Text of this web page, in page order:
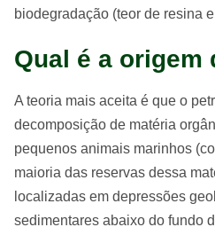
biodegradação (teor de resina
Qual é a origem
A teoria mais aceita é que o
decomposição de matéria
pequenos animais marinhos
maioria das reservas dessa
localizadas em depressões
sedimentares abaixo do fundo